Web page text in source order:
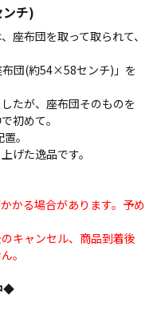
チ)
座布団を取って取られて、
布団(約54×58センチ)」を
たが、座布団そのものを
初めて。
。
げた逸品です。
かる場合があります。予め
キャンセル、商品到着後
。
◆